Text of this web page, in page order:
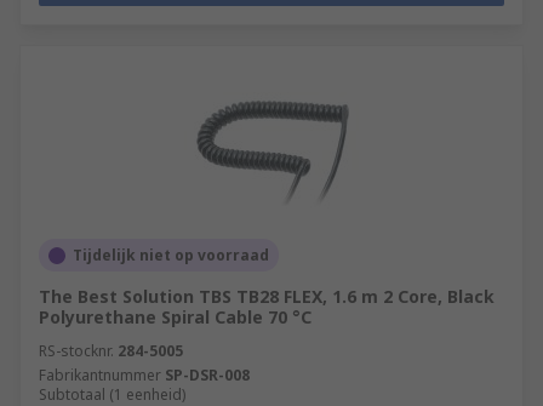
Tijdelijk niet op voorraad
The Best Solution TBS TB28 FLEX, 1.6 m 2 Core, Black
Polyurethane Spiral Cable 70 °C
RS-stocknr. 284-5005
Fabrikantnummer SP-DSR-008
Subtotaal (1 eenheid)